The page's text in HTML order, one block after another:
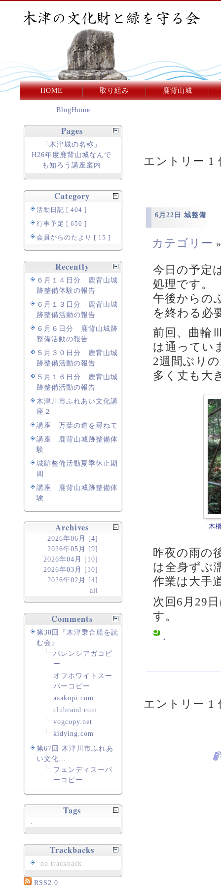
HOME 取り組み 鹿背山城
エントリー 1
6月22日 城整備
カテゴリー
今日の予定
処理です。
午後からの
を終わる必
前回、曲輪
は通ってい
2週間ぶり
多く丈も大
木
昨夜の雨の
は全身ずぶ
作業は大手
次回6月29
す。
.
エントリー 1
BlogHome
Pages
「木津城の名称」
H26年度鹿背山城なんで
も知ろう講座案内
Category
活動日記 [ 404 ]
行事予定 [ 650 ]
会員からのたより [ 15 ]
Recently
６月１４日分 鹿背山城
跡整備体験の報告
６月１３日分 鹿背山城
跡整備活動の報告
６月６日分 鹿背山城跡
整備活動の報告
５月３０日分 鹿背山城
跡整備活動の報告
５月１６日分 鹿背山城
跡整備活動の報告
木津川市ふれあい文化講
座２
講座 万葉の道を尋ねて
講座 鹿背山城跡整備体
験
城跡整備活動夏季休止期
間
講座 鹿背山城跡整備体
験
Archives
2026年06月 [4]
2026年05月 [9]
2026年04月 [10]
2026年03月 [10]
2026年02月 [4]
all
Comments
第38回『木津乗合船を読
む会』
バレンシアガコピ
ー
オフホワイトスー
パーコピー
aaakopi.com
clubrand.com
vogcopy.net
kidying.com
第67回 木津川市ふれあ
い文化...
フェンディスーパ
ーコピー
Tags
Trackbacks
no trackback
RSS2.0